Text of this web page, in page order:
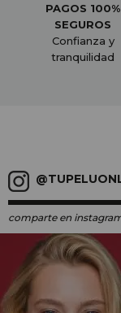
PAGOS 100%
SEGUROS
Confianza y
tranquilidad
comparte en